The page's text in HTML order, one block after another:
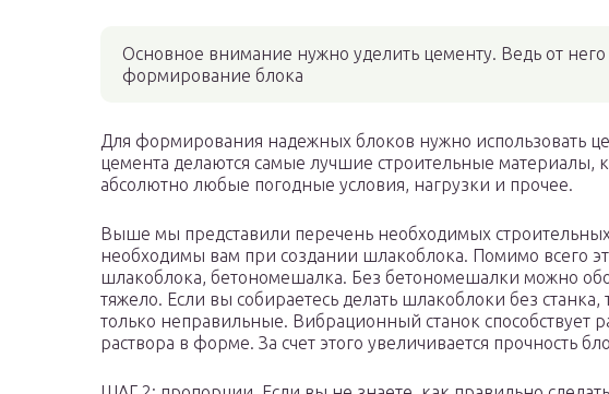
Основное внимание нужно уделить цементу. Ведь от
формирование блока
Для формирования надежных блоков нужно использовать
цемента делаются самые лучшие строительные материалы,
абсолютно любые погодные условия, нагрузки и прочее.
Выше мы представили перечень необходимых
необходимы вам при создании шлакоблока. Помимо всего
шлакоблока, бетономешалка. Без бетономешалки можно
тяжело. Если вы собираетесь делать шлакоблоки без станка,
только неправильные. Вибрационный станок способствует
раствора в форме. За счет этого увеличивается прочность